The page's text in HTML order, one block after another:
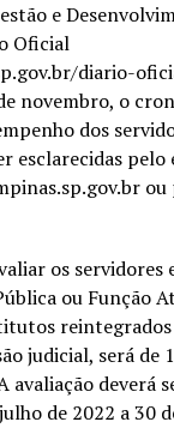
e
Oficial
diario-
novembro, o
dos
esclarecidas pelo
os servidores
ou Função
judicial, será de
avaliação deverá
de 2022 a 30